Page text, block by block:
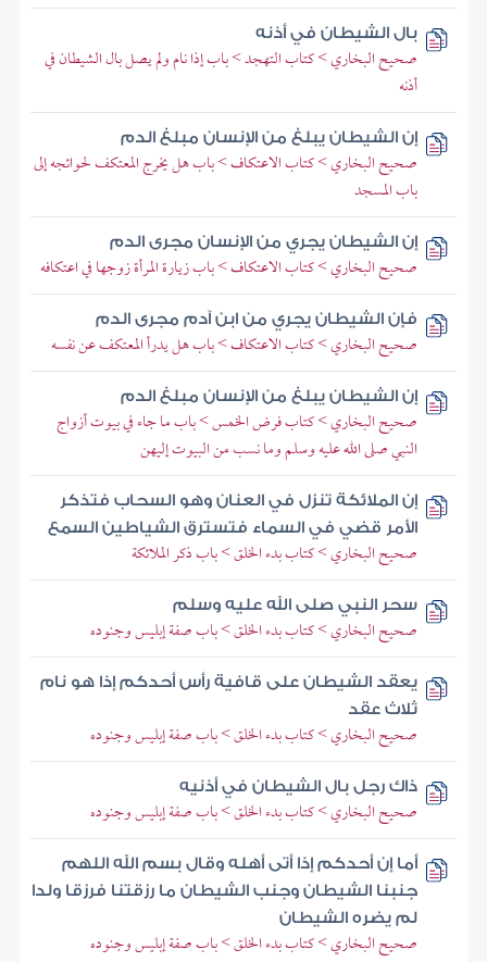
بال الشيطان في أذنه
صحيح البخاري > كتاب التهجد > باب إذا نام ولم يصل بال الشيطان في
أذنه
إن الشيطان يبلغ من الإنسان مبلغ الدم
صحيح البخاري > كتاب الاعتكاف > باب هل يخرج المعتكف لحوائجه إلى
باب المسجد
إن الشيطان يجري من الإنسان مجرى الدم
صحيح البخاري > كتاب الاعتكاف > باب زيارة المرأة زوجها في اعتكافه
فإن الشيطان يجري من ابن آدم مجرى الدم
صحيح البخاري > كتاب الاعتكاف > باب هل يدرأ المعتكف عن نفسه
إن الشيطان يبلغ من الإنسان مبلغ الدم
صحيح البخاري > كتاب فرض الخمس > باب ما جاء في بيوت أزواج
النبي صلى الله عليه وسلم وما نسب من البيوت إليهن
إن الملائكة تنزل في العنان وهو السحاب فتذكر
الأمر قضي في السماء فتسترق الشياطين السمع
صحيح البخاري > كتاب بدء الخلق > باب ذكر الملائكة
سحر النبي صلى الله عليه وسلم
صحيح البخاري > كتاب بدء الخلق > باب صفة إبليس وجنوده
يعقد الشيطان على قافية رأس أحدكم إذا هو نام
ثلاث عقد
صحيح البخاري > كتاب بدء الخلق > باب صفة إبليس وجنوده
ذاك رجل بال الشيطان في أذنيه
صحيح البخاري > كتاب بدء الخلق > باب صفة إبليس وجنوده
أما إن أحدكم إذا أتى أهله وقال بسم الله اللهم
جنبنا الشيطان وجنب الشيطان ما رزقتنا فرزقا ولدا
لم يضره الشيطان
صحيح البخاري > كتاب بدء الخلق > باب صفة إبليس وجنوده